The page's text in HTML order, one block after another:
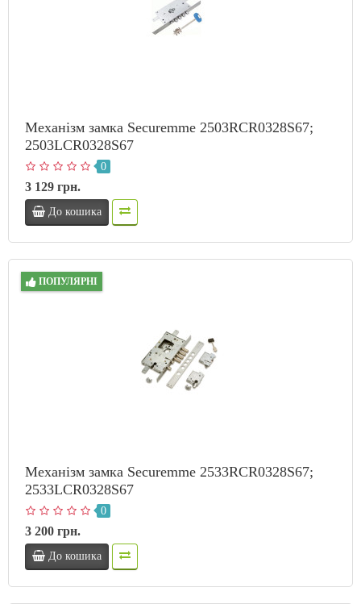
Механізм замка Securemme 2503RCR0328S67;
2503LCR0328S67
0
3 129 грн.
До кошика
ПОПУЛЯРНІ
Механізм замка Securemme 2533RCR0328S67;
2533LCR0328S67
0
3 200 грн.
До кошика